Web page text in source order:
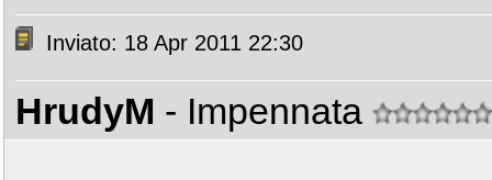
Inviato: 18 Apr 2011 22:30
HrudyM - Impennata